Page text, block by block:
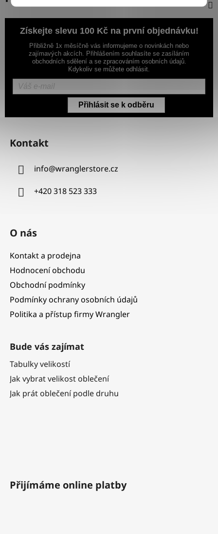
Získejte slevu 100 Kč na první objednávku!
Přibližně 1x měsíčně vás informujeme o novinkách nebo
zajímavých akcích. Přihlášením souhlasíte se zasíláním
obchodních sdělení a se zpracováním osobních údajů.
Kdykoliv se můžete odhlásit.
Přihlásit se k odběru
Z
Kontakt
info@wranglerstore.cz
+420 318 523 333
O nás
Kontakt a prodejna
Hodnocení obchodu
Obchodní podmínky
Podmínky ochrany osobních údajů
Politika a přístup firmy Wrangler
Bude vás zajímat
Tabulky velikostí
Jak vybrat velikost oblečení
Jak prát oblečení podle druhu
Přijímáme online platby